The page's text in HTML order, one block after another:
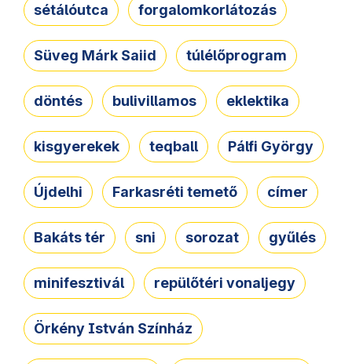
sétálóutca forgalomkorlátozás
Süveg Márk Saiid túlélőprogram
döntés bulivillamos eklektika
kisgyerekek teqball Pálfi György
Újdelhi Farkasréti temető címer
Bakáts tér sni sorozat gyűlés
minifesztivál repülőtéri vonaljegy
Örkény István Színház